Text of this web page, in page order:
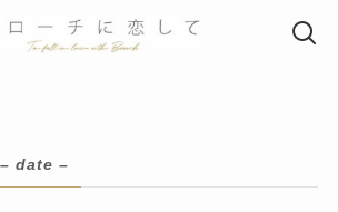
– date –